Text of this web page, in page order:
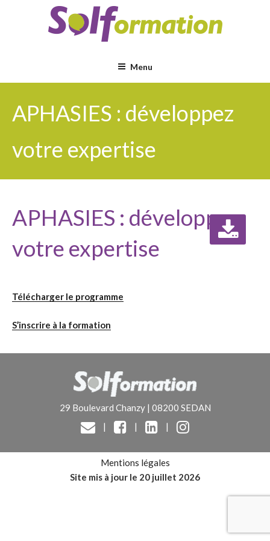
Menu
APHASIES : développez
votre expertise
APHASIES : développez
votre expertise
Télécharger le programme
S’inscrire à la formation
29 Boulevard Chanzy | 08200 SEDAN
|
| |
Mentions légales
Site mis à jour le 20 juillet 2026